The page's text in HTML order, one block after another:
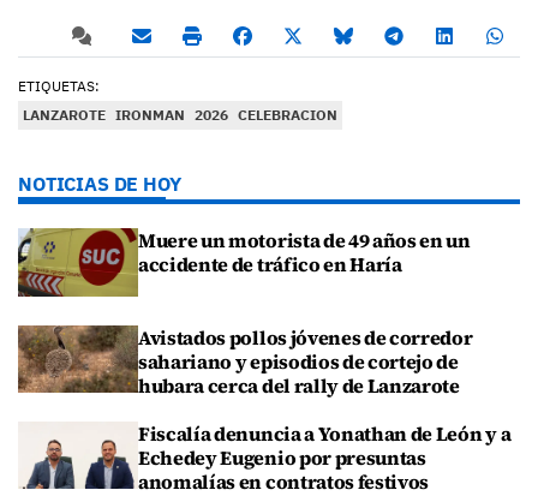
ETIQUETAS:
LANZAROTE IRONMAN 2026 CELEBRACION
NOTICIAS DE HOY
Muere un motorista de 49 años en un
accidente de tráfico en Haría
Avistados pollos jóvenes de corredor
sahariano y episodios de cortejo de
hubara cerca del rally de Lanzarote
Fiscalía denuncia a Yonathan de León y a
Echedey Eugenio por presuntas
anomalías en contratos festivos